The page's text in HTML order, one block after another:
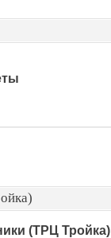
(ТРЦ Тройка)